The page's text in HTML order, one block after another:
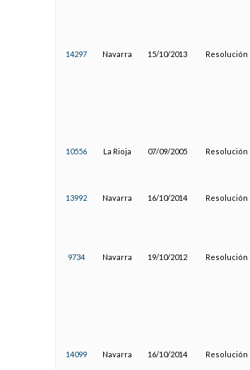
14297 Navarra 15/10/2013 Resolución
10556 La Rioja 07/09/2005 Resolución
13992 Navarra 16/10/2014 Resolución
9734 Navarra 19/10/2012 Resolución
14099 Navarra 16/10/2014 Resolución